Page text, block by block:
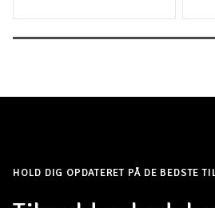
HOLD DIG OPDATERET PÅ DE BEDSTE